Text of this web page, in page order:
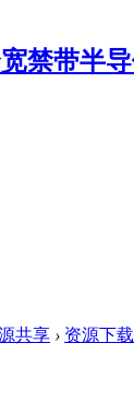
共享 › 资源下载